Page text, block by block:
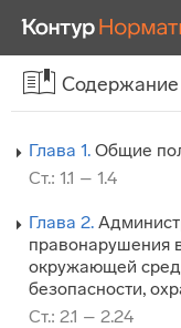
Содержание
Глава 1. Общие
Ст.: 1.1 – 1.4
Глава 2.
правонарушения
окружающей
безопасности,
Ст.: 2.1 – 2.24